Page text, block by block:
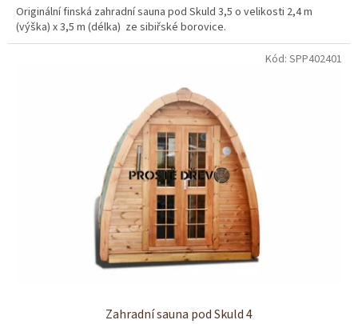
Originální finská zahradní sauna pod Skuld 3,5 o velikosti 2,4 m
(výška) x 3,5 m (délka) ze sibiřské borovice.
Zahradní sauna pod Skuld 4
Kód: SPP402401